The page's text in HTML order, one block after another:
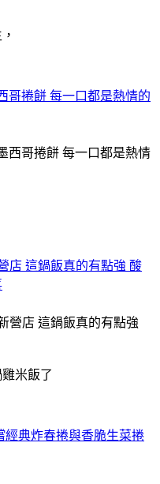
哥捲餅 每一口都是熱情的
店 這鍋飯真的有點強 酸
米飯了
經典炸春捲與香脆生菜捲